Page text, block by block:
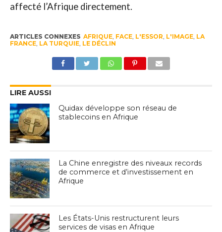
affecté l’Afrique directement.
ARTICLES CONNEXES AFRIQUE, FACE, L'ESSOR L'IMAGE, LA
FRANCE, LA TURQUIE, LE DÉCLIN
LIRE AUSSI
Quidax développe son réseau de
stablecoins en Afrique
La Chine enregistre des niveaux records
de commerce et d’investissement en
Afrique
Les États-Unis restructurent leurs
services de visas en Afrique